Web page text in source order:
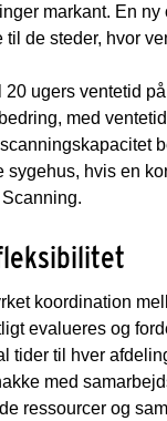
markant. En
de steder, hvor
ugers ventetid
med
hvis en
koordination
evalueres og
tider til hver
med
ressourcer og